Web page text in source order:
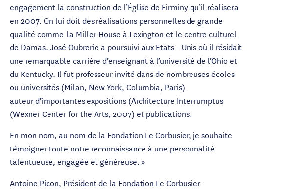
engagement la construction de l’Église de Firminy qu’il réalisera
en 2007. On lui doit des réalisations personnelles de grande
qualité comme la Miller House à Lexington et le centre culturel
de Damas. José Oubrerie a poursuivi aux Etats – Unis où il résidait
une remarquable carrière d’enseignant à l’université de l’Ohio et
du Kentucky. Il fut professeur invité dans de nombreuses écoles
ou universités (Milan, New York, Columbia, Paris)
auteur d’importantes expositions (Architecture Interrumptus
(Wexner Center for the Arts, 2007) et publications.
En mon nom, au nom de la Fondation Le Corbusier, je souhaite
témoigner toute notre reconnaissance à une personnalité
talentueuse, engagée et généreuse. »
Antoine Picon, Président de la Fondation Le Corbusier